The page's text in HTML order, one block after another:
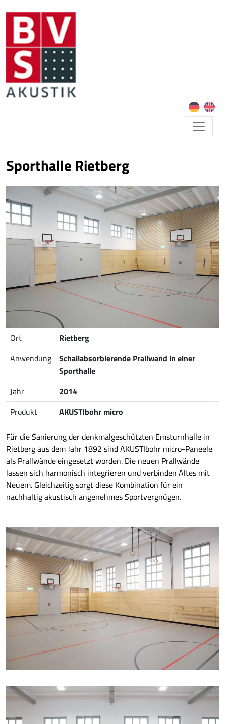
Sporthalle Rietberg
Ort
Rietberg
Anwendung
Schallabsorbierende Prallwand in einer
Sporthalle
Jahr
2014
Produkt
AKUSTIbohr micro
Für die Sanierung der denkmalgeschützten Emsturnhalle in
Rietberg aus dem Jahr 1892 sind AKUSTIbohr micro-Paneele
als Prallwände eingesetzt worden. Die neuen Prallwände
lassen sich harmonisch integrieren und verbinden Altes mit
Neuem. Gleichzeitig sorgt diese Kombination für ein
nachhaltig akustisch angenehmes Sportvergnügen.